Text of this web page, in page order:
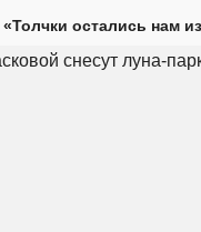
остались нам из